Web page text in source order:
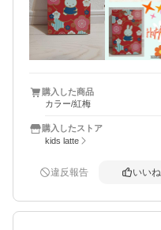
購入した商品
カラー/紅梅
購入したストア
kids latte
違反報告 いいね